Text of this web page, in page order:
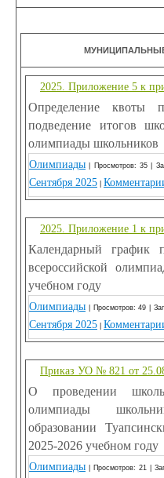
2025. Приложение 5 к
Определение квоты
подведение итогов
олимпиады школьников
Олимпиады | Просмотров: 35 |
Сентября 2025
2025. Приложение 1 к
Календарный график
всероссийской
учебном году
Олимпиады | Просмотров: 49 |
Сентября 2025
Приказ УО № 821 от
О проведении
олимпиады
образовании
2025-2026 учебном году
Олимпиады | Просмотров: 21 |